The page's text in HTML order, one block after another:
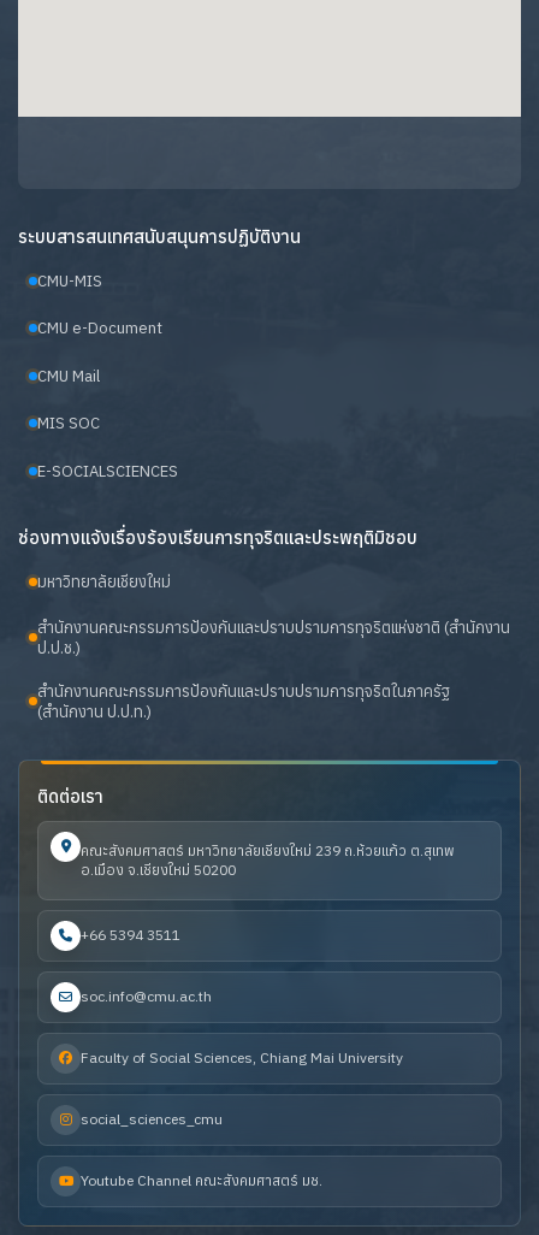
ระบบสารสนเทศสนับสนุนการปฏิบัติงาน
CMU-MIS
CMU e-Document
CMU Mail
MIS SOC
E-SOCIALSCIENCES
ช่องทางแจ้งเรื่องร้องเรียนการทุจริตและประพฤติมิชอบ
มหาวิทยาลัยเชียงใหม่
สำนักงานคณะกรรมการป้องกันและปราบปรามการทุจริตแห่งชาติ (สำนักงาน
ป.ป.ช.)
สำนักงานคณะกรรมการป้องกันและปราบปรามการทุจริตในภาครัฐ
(สำนักงาน ป.ป.ท.)
ติดต่อเรา
คณะสังคมศาสตร์ มหาวิทยาลัยเชียงใหม่ 239 ถ.ห้วยแก้ว ต.สุเทพ
อ.เมือง จ.เชียงใหม่ 50200
+66 5394 3511
soc.info@cmu.ac.th
Faculty of Social Sciences, Chiang Mai University
social_sciences_cmu
Youtube Channel คณะสังคมศาสตร์ มช.